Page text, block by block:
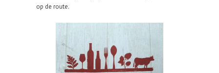
op de route.